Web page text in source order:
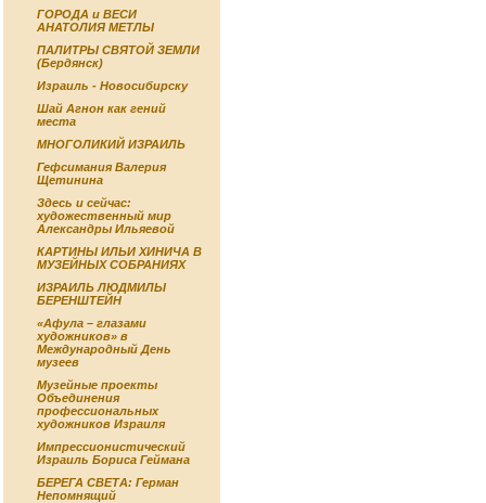
ГОРОДА и ВЕСИ
АНАТОЛИЯ МЕТЛЫ
ПАЛИТРЫ СВЯТОЙ ЗЕМЛИ
(Бердянск)
Израиль - Новосибирску
Шай Агнон как гений
места
МНОГОЛИКИЙ ИЗРАИЛЬ
Гефсимания Валерия
Щетинина
Здесь и сейчас:
художественный мир
Александры Ильяевой
КАРТИНЫ ИЛЬИ ХИНИЧА В
МУЗЕЙНЫХ СОБРАНИЯХ
ИЗРАИЛЬ ЛЮДМИЛЫ
БЕРЕНШТЕЙН
«Афула – глазами
художников» в
Международный День
музеев
Музейные проекты
Объединения
профессиональных
художников Израиля
Импрессионистический
Израиль Бориса Геймана
БЕРЕГА СВЕТА: Герман
Непомнящий